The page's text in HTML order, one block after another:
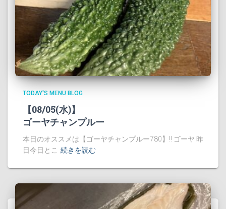
TODAY'S MENU BLOG
【08/05(水)】
ゴーヤチャンプルー
本日のオススメは【ゴーヤチャンプルー780】!! ゴーヤ 昨
日今日とこ 続きを読む